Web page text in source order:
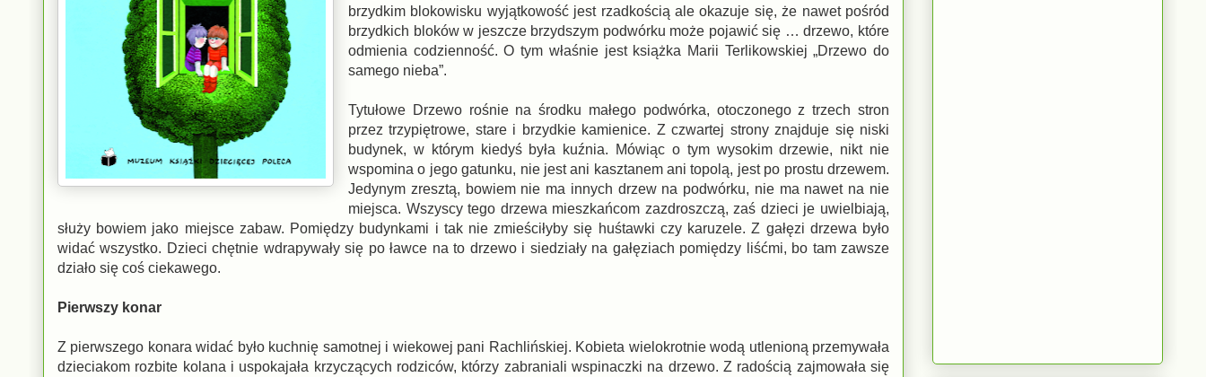
brzydkim blokowisku wyjątkowość jest rzadkością ale okazuje się, że nawet pośród
brzydkich bloków w jeszcze brzydszym podwórku może pojawić się … drzewo, które
odmienia codzienność. O tym właśnie jest książka Marii Terlikowskiej „Drzewo do
samego nieba”.
Tytułowe Drzewo rośnie na środku małego podwórka, otoczonego z trzech stron
przez trzypiętrowe, stare i brzydkie kamienice. Z czwartej strony znajduje się niski
budynek, w którym kiedyś była kuźnia. Mówiąc o tym wysokim drzewie, nikt nie
wspomina o jego gatunku, nie jest ani kasztanem ani topolą, jest po prostu drzewem.
Jedynym zresztą, bowiem nie ma innych drzew na podwórku, nie ma nawet na nie
miejsca. Wszyscy tego drzewa mieszkańcom zazdroszczą, zaś dzieci je uwielbiają,
służy bowiem jako miejsce zabaw. Pomiędzy budynkami i tak nie zmieściłyby się huśtawki czy karuzele. Z gałęzi drzewa było
widać wszystko. Dzieci chętnie wdrapywały się po ławce na to drzewo i siedziały na gałęziach pomiędzy liśćmi, bo tam zawsze
działo się coś ciekawego.
Pierwszy konar
Z pierwszego konara widać było kuchnię samotnej i wiekowej pani Rachlińskiej. Kobieta wielokrotnie wodą utlenioną przemywała
dzieciakom rozbite kolana i uspokajała krzyczących rodziców, którzy zabraniali wspinaczki na drzewo. Z radością zajmowała się